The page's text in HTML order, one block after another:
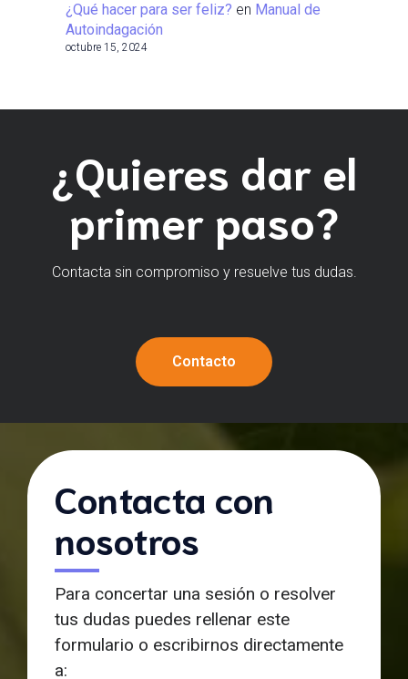
¿Qué hacer para ser feliz? en Manual de
Autoindagación
octubre 15, 2024
¿Quieres dar el
primer paso?
Contacta sin compromiso y resuelve tus dudas.
Contacto
Contacta con
nosotros
Para concertar una sesión o resolver
tus dudas puedes rellenar este
formulario o escribirnos directamente
a: